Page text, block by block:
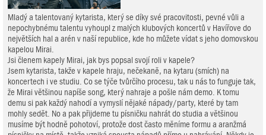
Mladý a talentovaný kytarista, který se díky své pracovitosti, pevné vůli a
nepochybnému talentu vyhoupl z malých klubových koncertů v Havířove do
největších hal a arén v naší republice, kde ho můžete vídat s jeho domovskou
kapelou Mirai.
Jsi členem kapely Mirai, jak bys popsal svojí roli v kapele?
Jsem kytarista, takže v kapele hraju, nečekaně, na kytaru (smích) na
koncertech i ve studiu. Co se týče tvůrčího procesu, tak u nás to funguje tak,
že Mirai většinou napíše song, který nahraje a pošle nám demo. K tomu
demu si pak každý nahodí a vymyslí nějaké nápady/party, které by tam
mohly sedět. No a pak přijdeme tu písničku nahrát do studia a většinou
musíme být hodně pohotoví, protože dost často měníme formu a aranžmá